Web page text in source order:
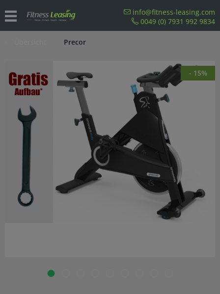
info@fitness-leasing.com
0049 (0) 7931 992 9834
Precor
- 15%